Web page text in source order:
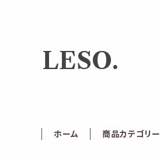
LESO.
ホーム 商品カテゴリー